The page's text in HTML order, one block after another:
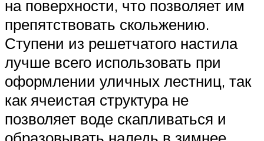
на поверхности, что позволяет им
препятствовать скольжению.
Ступени из решетчатого настила
лучше всего использовать при
оформлении уличных лестниц, так
как ячеистая структура не
позволяет воде скапливаться и
образовывать наледь в зимнее